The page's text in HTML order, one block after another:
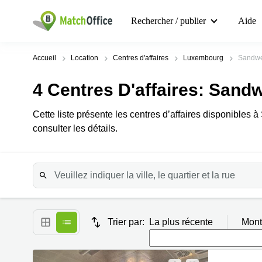
Rechercher / publier Aide
Accueil Location Centres d'affaires Luxembourg
4 Centres D'affaires:
Cette liste présente les centres d’affaires disponibles
consulter les détails.
Trier par: La plus récente